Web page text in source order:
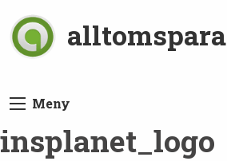
alltomspara
Meny
insplanet_logo